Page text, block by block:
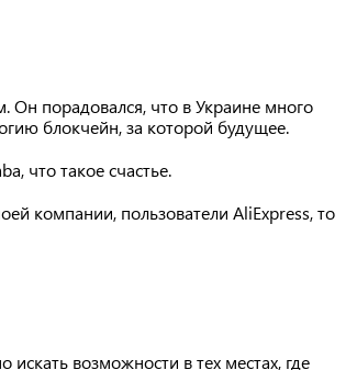
порадовался, что в Украине много
блокчейн, за которой будущее.
что такое счастье.
компании, пользователи AliExpress, то
возможности в тех местах, где